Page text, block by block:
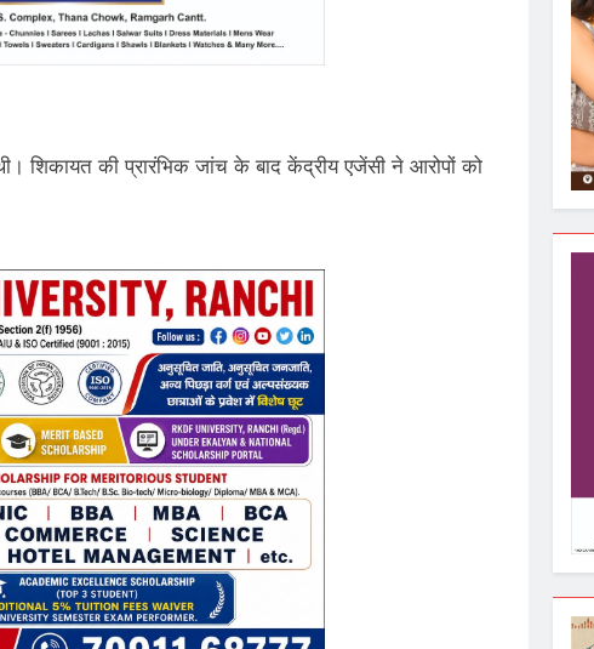
शिकायत की प्रारंभिक जांच के बाद केंद्रीय एजेंसी ने आरोपों को